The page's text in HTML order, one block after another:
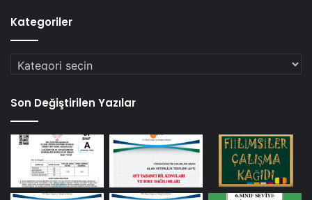
Kategoriler
Kategoriler
Son Değiştirilen Yazılar